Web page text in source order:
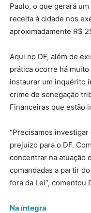
Paulo, o que gerará
receita à cidade nos
aproximadamente R$
Aqui no DF, além de
prática ocorre há
instaurar um inquérito
crime de sonegação
Financeiras que estão
“Precisamos
prejuízo para o DF.
concentrar na atuação
comandadas a partir
fora da Lei”, comentou
Na íntegra